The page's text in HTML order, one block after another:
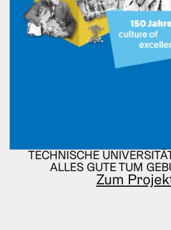
TECHNISCHE
ALLES GUTE TUM
Zum